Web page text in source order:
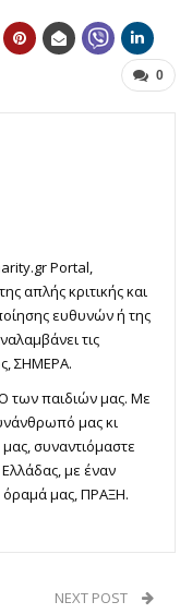
0
Portal,
απλής κριτικής και
ευθυνών ή της
τις
ΣΗΜΕΡΑ.
των παιδιών μας. Με
μας κι
συναντιόμαστε
με έναν
μας, ΠΡΑΞΗ.
NEXT POST